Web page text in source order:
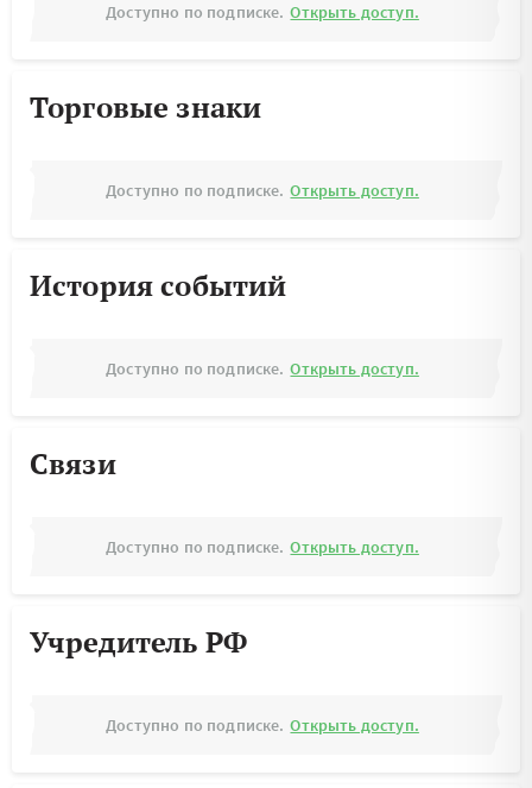
Доступно по подписке. Открыть доступ.
Торговые знаки
Доступно по подписке. Открыть доступ.
История событий
Доступно по подписке. Открыть доступ.
Связи
Доступно по подписке. Открыть доступ.
Учредитель РФ
Доступно по подписке. Открыть доступ.